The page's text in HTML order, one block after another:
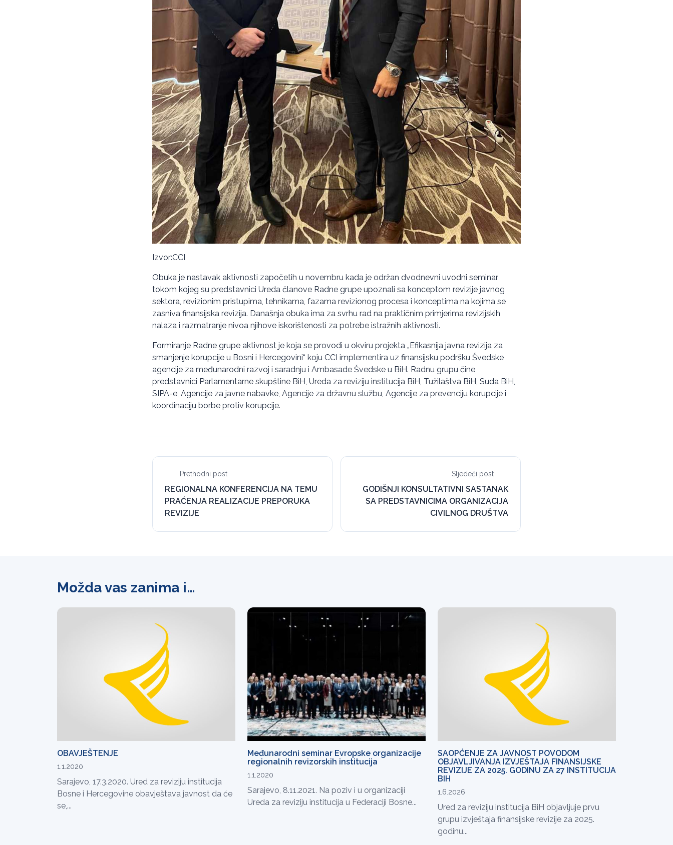
Izvor:CCI
Obuka je nastavak aktivnosti započetih u novembru kada je održan dvodnevni uvodni seminar
tokom kojeg su predstavnici Ureda članove Radne grupe upoznali sa konceptom revizije javnog
sektora, revizionim pristupima, tehnikama, fazama revizionog procesa i konceptima na kojima se
zasniva finansijska revizija. Današnja obuka ima za svrhu rad na praktičnim primjerima revizijskih
nalaza i razmatranje nivoa njihove iskorištenosti za potrebe istražnih aktivnosti.
Formiranje Radne grupe aktivnost je koja se provodi u okviru projekta „Efikasnija javna revizija za
smanjenje korupcije u Bosni i Hercegovini“ koju CCI implementira uz finansijsku podršku Švedske
agencije za međunarodni razvoj i saradnju i Ambasade Švedske u BiH. Radnu grupu čine
predstavnici Parlamentarne skupštine BiH, Ureda za reviziju institucija BiH, Tužilaštva BiH, Suda BiH,
SIPA-e, Agencije za javne nabavke, Agencije za državnu službu, Agencije za prevenciju korupcije i
koordinaciju borbe protiv korupcije.
Prethodni post
REGIONALNA KONFERENCIJA NA TEMU
PRAĆENJA REALIZACIJE PREPORUKA
REVIZIJE
Sljedeći post
GODIŠNJI KONSULTATIVNI SASTANAK
SA PREDSTAVNICIMA ORGANIZACIJA
CIVILNOG DRUŠTVA
Možda vas zanima i…
OBAVJEŠTENJE
1.1.2020
Sarajevo, 17.3.2020. Ured za reviziju institucija
Bosne i Hercegovine obavještava javnost da će
se,...
Međunarodni seminar Evropske organizacije
regionalnih revizorskih institucija
1.1.2020
Sarajevo, 8.11.2021. Na poziv i u organizaciji
Ureda za reviziju institucija u Federaciji Bosne...
SAOPĆENJE ZA JAVNOST POVODOM
OBJAVLJIVANJA IZVJEŠTAJA FINANSIJSKE
REVIZIJE ZA 2025. GODINU ZA 27 INSTITUCIJA
BIH
1.6.2026
Ured za reviziju institucija BiH objavljuje prvu
grupu izvještaja finansijske revizije za 2025.
godinu...